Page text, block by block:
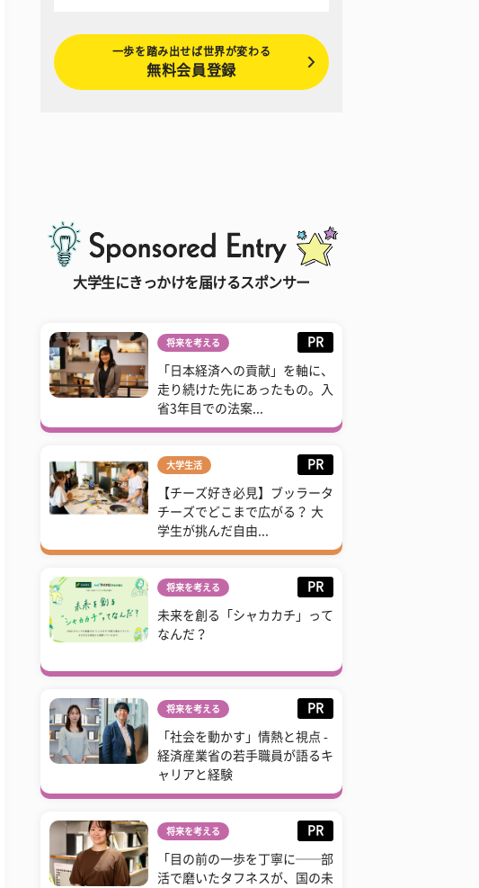
一歩を踏み出せば世界が変わる
無料会員登録
大学生にきっかけを届けるスポンサー
将来を考える PR
「日本経済への貢献」を軸に、
走り続けた先にあったもの。入
省3年目での法案...
大学生活 PR
【チーズ好き必見】ブッラータ
チーズでどこまで広がる？ 大
学生が挑んだ自由...
将来を考える PR
未来を創る「シャカカチ」って
なんだ？
将来を考える PR
「社会を動かす」情熱と視点 -
経済産業省の若手職員が語るキ
ャリアと経験
将来を考える PR
「目の前の一歩を丁寧に──部
活で磨いたタフネスが、国の未